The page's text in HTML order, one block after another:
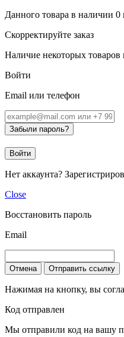
Данного товара в наличии 0
Скорректируйте заказ
Наличие некоторых товаров
Войти
Email или телефон
Забыли пароль?
Войти
Нет аккаунта?
Close
Восстановить пароль
Email
Отмена Отправить ссылку
Нажимая на кнопку, вы
Код отправлен
Мы отправили код на вашу